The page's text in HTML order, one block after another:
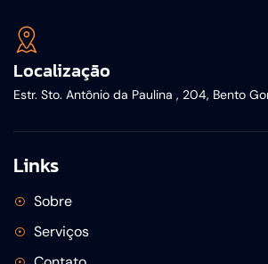
Localização
Estr. Sto. Antônio da Paulina , 204, Bento
Links
Sobre
Serviços